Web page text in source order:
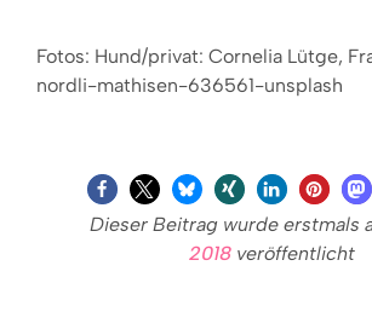
Fotos: Hund/privat: Cornelia Lütge,
nordli-mathisen-636561-unsplash
Dieser Beitrag wurde erstmals
2018veröffentlicht